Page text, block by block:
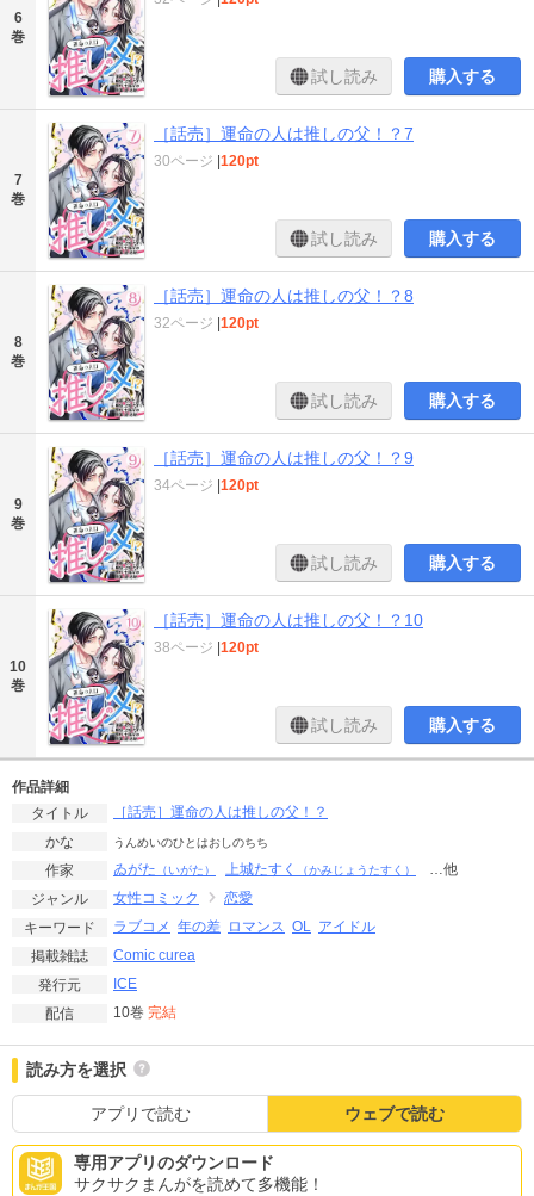
6
巻
試し読み 購入する
7
巻
［話売］運命の人は推しの父！？7
30ページ |120pt
試し読み 購入する
8
巻
［話売］運命の人は推しの父！？8
32ページ |120pt
試し読み 購入する
9
巻
［話売］運命の人は推しの父！？9
34ページ |120pt
試し読み 購入する
10
巻
［話売］運命の人は推しの父！？10
38ページ |120pt
試し読み 購入する
作品詳細
タイトル
［話売］運命の人は推しの父！？
かな
うんめいのひとはおしのちち
作家 ゐがた （いがた） 上城たすく （かみじょうたすく）
…他
ジャンル
女性コミック
恋愛
キーワード
ラブコメ 年の差 ロマンス OL アイドル
掲載雑誌
Comic curea
発行元
ICE
配信
10巻 完結
読み方を選択
アプリで読む ウェブで読む
専用アプリのダウンロード
サクサクまんがを読めて多機能！